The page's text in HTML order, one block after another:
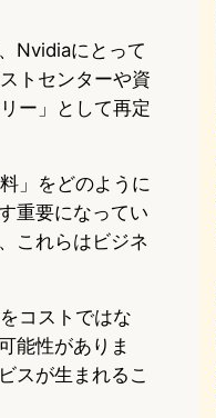
Nvidiaにとって
トセンターや資
ー」として再定
」をどのように
重要になってい
これらはビジネ
コストではな
能性がありま
スが生まれるこ